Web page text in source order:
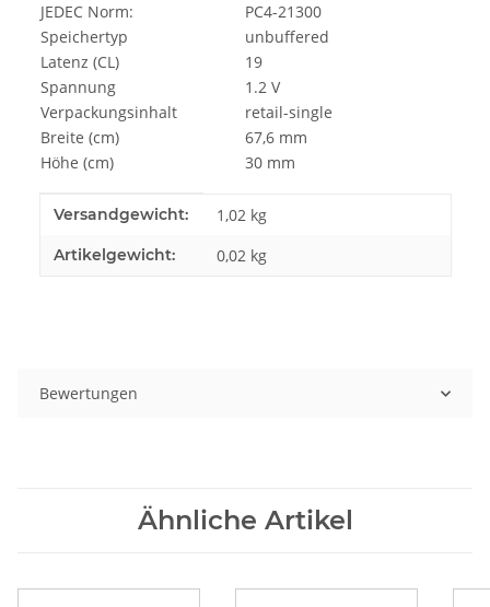
JEDEC Norm:
PC4-21300
Speichertyp
unbuffered
Latenz (CL)
19
Spannung
1.2 V
Verpackungsinhalt
retail-single
Breite (cm)
67,6 mm
Höhe (cm)
30 mm
Produkteigenschaft
Wert
Versandgewicht: 1,02 kg
Artikelgewicht: 0,02 kg
Bewertungen
Ähnliche Artikel